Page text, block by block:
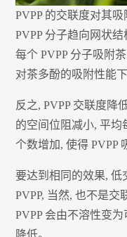
PVPP 的交联度对其
PVPP 分子趋向网状
每个 PVPP 分子吸附
对茶多酚的吸附性能
反之, PVPP 交联度降
的空间位阻减小, 平均
个数增加, 使得 PVPP
要达到相同的效果, 低
PVPP, 当然, 也不是交
PVPP 会由不溶性变
降低。